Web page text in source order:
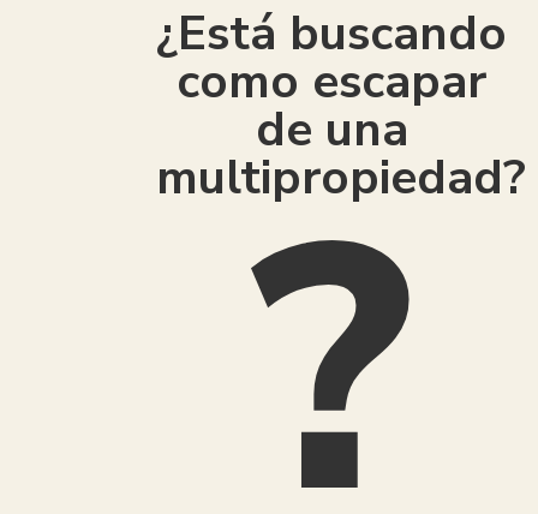
¿Está buscando
como escapar
de una
multipropiedad?